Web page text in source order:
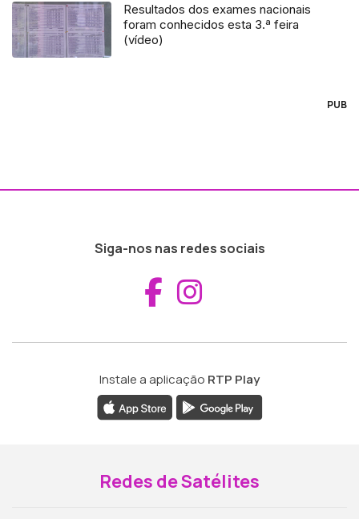
Resultados dos exames nacionais
foram conhecidos esta 3.ª feira
(vídeo)
PUB
Siga-nos nas redes sociais
Aceder ao
Instale a aplicação RTP Play
Redes de Satélites